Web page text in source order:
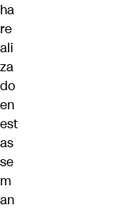
ha
re
ali
za
do
en
est
as
se
m
an